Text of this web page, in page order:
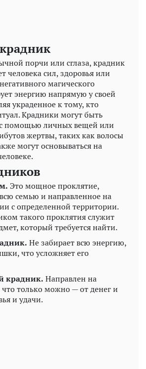
порчи или сглаза, крадник
человека сил, здоровья или
магического
энергию напрямую у своей
украденное к тому, кто
Крадники могут быть
помощью личных вещей или
жертвы, таких как волосы
могут основываться на
Это мощное проклятие,
семью и направленное на
с определенной территории.
такого проклятия служит
который требуется найти.
Не забирает всю энергию,
что усложняет его
крадник. Направлен на
что только можно — от денег и
и удачи.